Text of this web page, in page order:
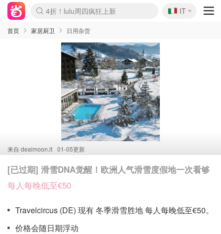
Boticinal 夏促开抢！
4折！lulu周四疯狂上新
速领！Stanley独家85折
Zalando 奥莱闪促！每日更新
🇮🇹
IT
首页 家居厨卫 日用杂货
来自 dealmoon.it 01-05更新
[已过期] 滑雪DNA觉醒！欧洲人气滑雪度假地一次看够
每人每晚低至€50
Travelcircus (DE) 现有 冬季滑雪胜地 每人每晚低至€50。
价格会随日期浮动